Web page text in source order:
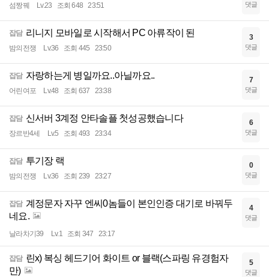
섬짱꿰 Lv.23 조회 648 23:51 댓글
잡담 리니지 모바일로 시작해서 PC 아류작이 된
밤의전쟁 Lv.36 조회 445 23:50
3
댓글
잡담 자랑하는게 병일까요..아닐까요..
어린여포 Lv.48 조회 637 23:38
7
댓글
잡담 신서버 3계정 안타솔플 첫성공했습니다
장르반4세 Lv.5 조회 493 23:34
6
댓글
잡담 투기장 랙
밤의전쟁 Lv.36 조회 239 23:27
0
댓글
잡담 계정문자 자꾸 엔씨0놈들이 본인인증 대기로 바꿔두
네요.
날라차기39 Lv.1 조회 347 23:17
4
댓글
잡담 린x) 복싱 헤드기어 화이트 or 블랙(스파링 유경험자
만)
5
댓글